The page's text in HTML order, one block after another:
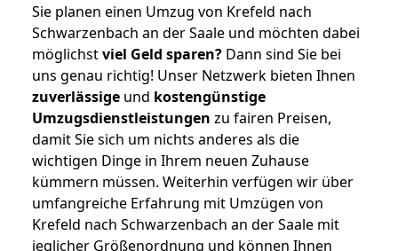
Sie planen einen Umzug von Krefeld nach
Schwarzenbach an der Saale und möchten dabei
möglichstviel Geld sparen? Dann sind Sie bei
uns genau richtig! Unser Netzwerk bieten Ihnen
zuverlässige und kostengünstige
Umzugsdienstleistungen zu fairen Preisen,
damit Sie sich um nichts anderes als die
wichtigen Dinge in Ihrem neuen Zuhause
kümmern müssen. Weiterhin verfügen wir über
umfangreiche Erfahrung mit Umzügen von
Krefeld nach Schwarzenbach an der Saale mit
jeglicher Größenordnung und können Ihnen